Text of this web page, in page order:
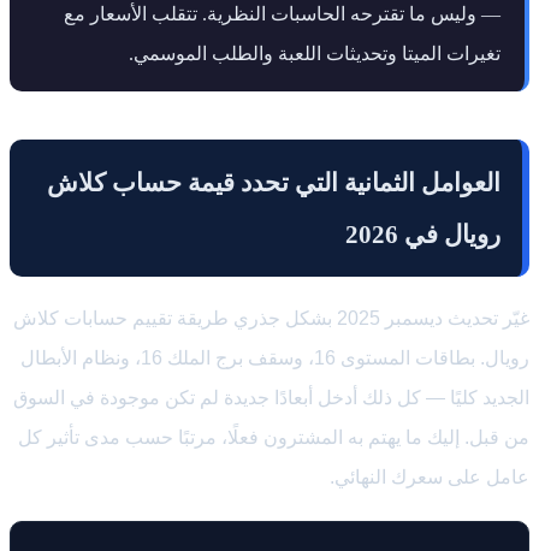
— وليس ما تقترحه الحاسبات النظرية. تتقلب الأسعار مع
تغيرات الميتا وتحديثات اللعبة والطلب الموسمي.
العوامل الثمانية التي تحدد قيمة حساب كلاش
رويال في 2026
غيّر تحديث ديسمبر 2025 بشكل جذري طريقة تقييم حسابات كلاش
رويال. بطاقات المستوى 16، وسقف برج الملك 16، ونظام الأبطال
الجديد كليًا — كل ذلك أدخل أبعادًا جديدة لم تكن موجودة في السوق
من قبل. إليك ما يهتم به المشترون فعلًا، مرتبًا حسب مدى تأثير كل
عامل على سعرك النهائي.